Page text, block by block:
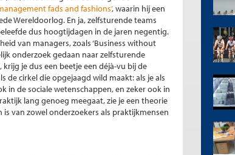
fads and fashions’, waarin hij een
Wereldoorlog. En ja, zelfsturende teams
dus hoogtijdagen in de jaren negentig.
van managers, zoals ‘Business without
onderzoek gedaan naar zelfsturende
krijg je dus een beetje een déjà-vu bij de
de cirkel die opgejaagd wild maakt: als je als
in de sociale wetenschappen, en zeker ook in
lang genoeg meegaat, zie je een theorie
van zowel onderzoekers als praktijkmensen